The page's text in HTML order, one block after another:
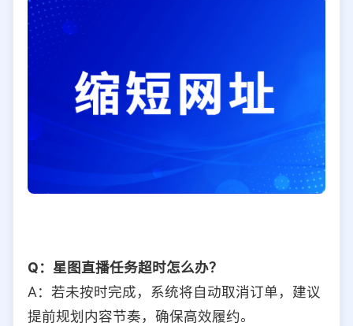
Q：星图直播任务超时怎么办？
A：若未按时完成，系统将自动取消订单，建议
提前规划内容节奏，确保高效履约。